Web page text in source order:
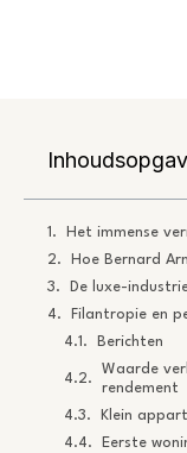
Het immense
Hoe Bernard
De luxe-
Filantropie en
Berichten
Waarde
rendement
Klein
Eerste